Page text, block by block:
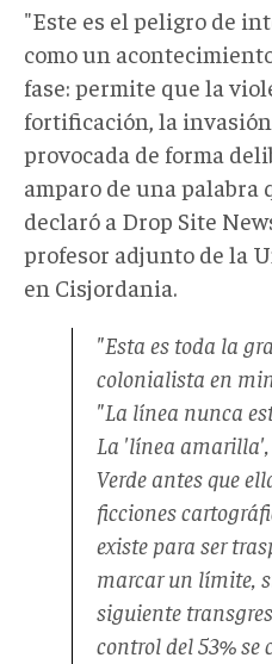
"Este es el peligro de
como un
fase: permite que la
fortificación, la
provocada de forma
amparo de una palabra
declaró a Drop Site
profesor adjunto de la
en Cisjordania.
"Esta es toda la
colonialista en
"La línea nunca
La 'línea
Verde antes que
ficciones
existe para ser
marcar un límite,
siguiente
control del 53% se